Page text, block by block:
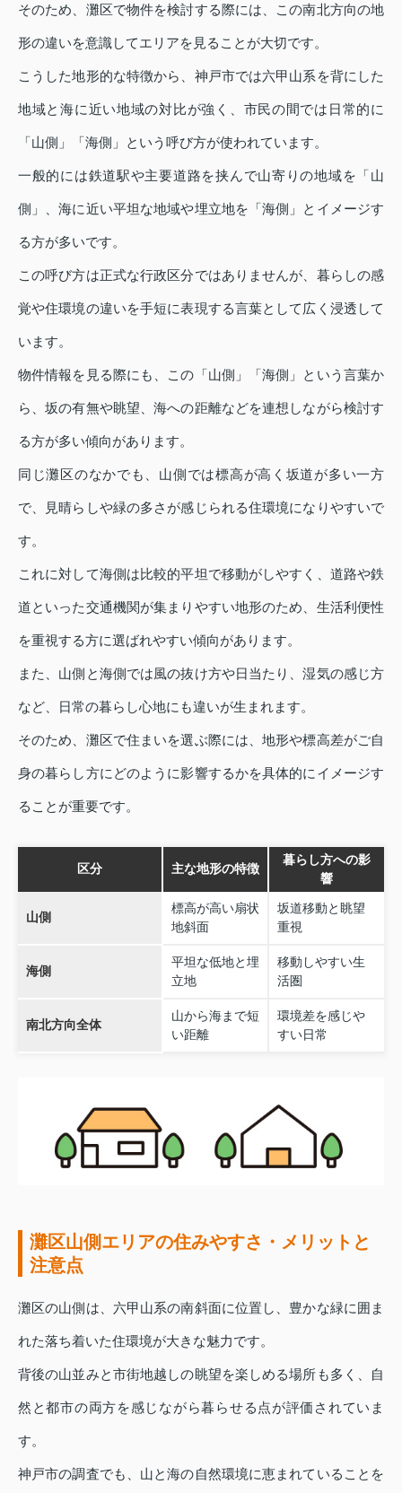
そのため、灘区で物件を検討する際には、この南北方向の地
形の違いを意識してエリアを見ることが大切です。
こうした地形的な特徴から、神戸市では六甲山系を背にした
地域と海に近い地域の対比が強く、市民の間では日常的に
「山側」「海側」という呼び方が使われています。
一般的には鉄道駅や主要道路を挟んで山寄りの地域を「山
側」、海に近い平坦な地域や埋立地を「海側」とイメージす
る方が多いです。
この呼び方は正式な行政区分ではありませんが、暮らしの感
覚や住環境の違いを手短に表現する言葉として広く浸透して
います。
物件情報を見る際にも、この「山側」「海側」という言葉か
ら、坂の有無や眺望、海への距離などを連想しながら検討す
る方が多い傾向があります。
同じ灘区のなかでも、山側では標高が高く坂道が多い一方
で、見晴らしや緑の多さが感じられる住環境になりやすいで
す。
これに対して海側は比較的平坦で移動がしやすく、道路や鉄
道といった交通機関が集まりやすい地形のため、生活利便性
を重視する方に選ばれやすい傾向があります。
また、山側と海側では風の抜け方や日当たり、湿気の感じ方
など、日常の暮らし心地にも違いが生まれます。
そのため、灘区で住まいを選ぶ際には、地形や標高差がご自
身の暮らし方にどのように影響するかを具体的にイメージす
ることが重要です。
区分 主な地形の特徴
暮らし方への影
響
山側
標高が高い扇状
地斜面
坂道移動と眺望
重視
海側
平坦な低地と埋
立地
移動しやすい生
活圏
南北方向全体
山から海まで短
い距離
環境差を感じや
すい日常
灘区山側エリアの住みやすさ・メリットと
注意点
灘区の山側は、六甲山系の南斜面に位置し、豊かな緑に囲ま
れた落ち着いた住環境が大きな魅力です。
背後の山並みと市街地越しの眺望を楽しめる場所も多く、自
然と都市の両方を感じながら暮らせる点が評価されていま
す。
神戸市の調査でも、山と海の自然環境に恵まれていることを